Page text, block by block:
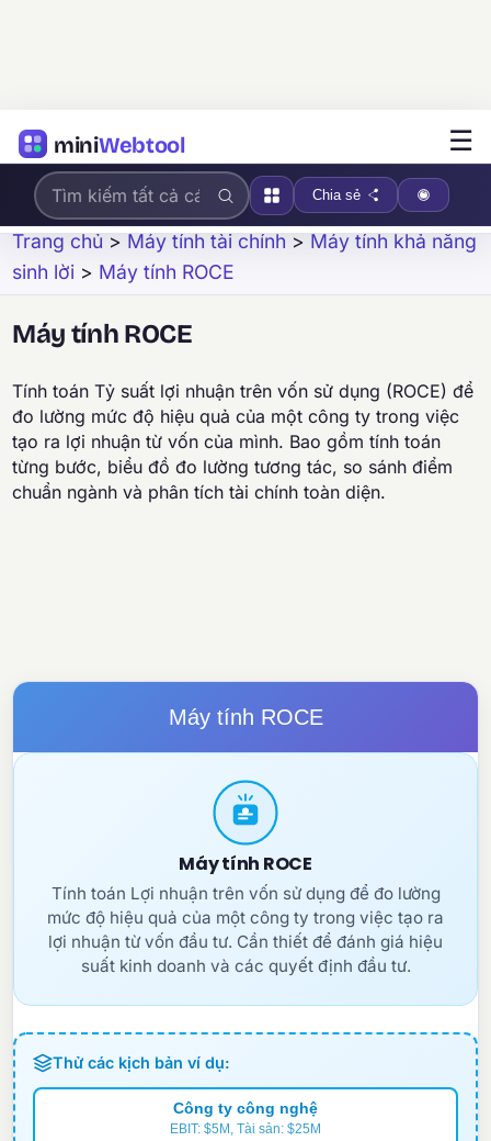
miniWebtool ☰
Chia sẻ
Trang chủ > Máy tính tài chính > Máy tính khả năng
sinh lời > Máy tính ROCE
Máy tính ROCE
Tính toán Tỷ suất lợi nhuận trên vốn sử dụng (ROCE) để
đo lường mức độ hiệu quả của một công ty trong việc
tạo ra lợi nhuận từ vốn của mình. Bao gồm tính toán
từng bước, biểu đồ đo lường tương tác, so sánh điểm
chuẩn ngành và phân tích tài chính toàn diện.
Máy tính ROCE
Máy tính ROCE
Tính toán Lợi nhuận trên vốn sử dụng để đo lường
mức độ hiệu quả của một công ty trong việc tạo ra
lợi nhuận từ vốn đầu tư. Cần thiết để đánh giá hiệu
suất kinh doanh và các quyết định đầu tư.
Thử các kịch bản ví dụ:
Công ty công nghệ
EBIT: $5M, Tài sản: $25M